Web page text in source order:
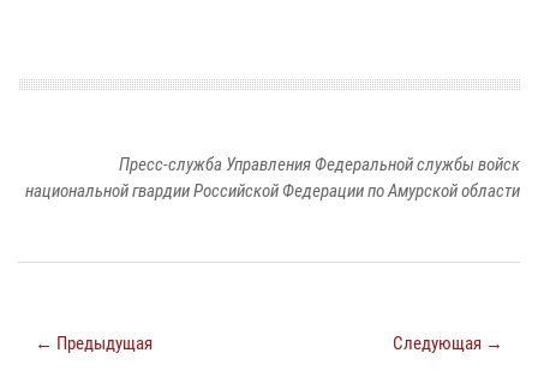
Пресс-служба Управления Федеральной службы войск
национальной гвардии Российской Федерации по Амурской области
← Предыдущая Следующая →